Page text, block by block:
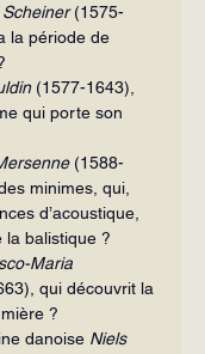
(1575-
la période de
(1577-1643),
qui porte son
(1588-
minimes, qui,
d’acoustique,
balistique ?
Maria
qui découvrit la
?
danoise Niels